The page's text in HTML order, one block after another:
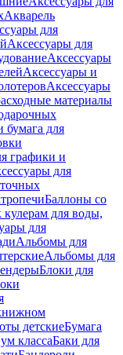
Акварель
для
Аксессуары для
Аксессуары
Аксессуары и
Аксессуары
материалы
для
графики и
для
Баллоны со
кулерам для воды,
для
Альбомы для
Альбомы для
Блоки для
детскиеБумага
классаБаки для